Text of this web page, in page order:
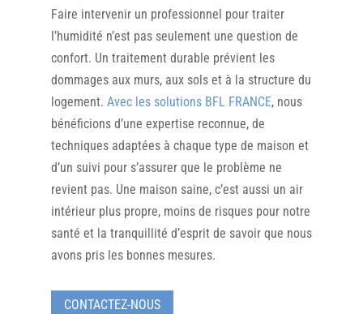
Faire intervenir un professionnel pour traiter
l’humidité n’est pas seulement une question de
confort. Un traitement durable prévient les
dommages aux murs, aux sols et à la structure du
logement. Avec les solutions BFL FRANCE, nous
bénéficions d’une expertise reconnue, de
techniques adaptées à chaque type de maison et
d’un suivi pour s’assurer que le problème ne
revient pas. Une maison saine, c’est aussi un air
intérieur plus propre, moins de risques pour notre
santé et la tranquillité d’esprit de savoir que nous
avons pris les bonnes mesures.
CONTACTEZ-NOUS